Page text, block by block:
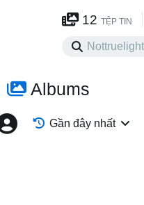
12 TỆP TIN
Albums
Gần đây nhất